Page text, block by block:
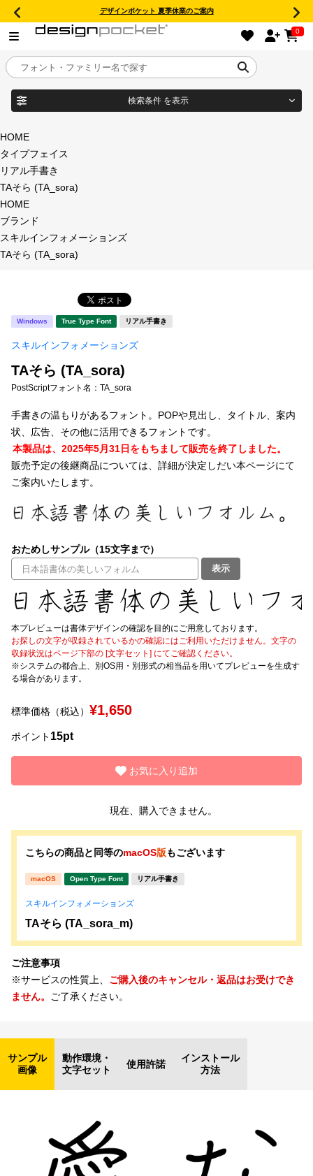
デザインポケット 夏季休業のご案内
0
目的別フォントガイド
特集
おすすめ
年間ライセンス商品
新着一覧
カート
マイページ
お気に入り
ご利用ガイド
よくあるご質問
お問い合わせ
検索条件 を表示
商品名
タイプフェイス
明朝体
宋朝体
教科書体 行書体
草書体
江戸文字 デザイン毛筆
すべてを表示
セット or 単体
文字種類
価格帯
HOME
タイプフェイス
リアル手書き
TAそら (TA_sora)
HOME
ブランド
スキルインフォメーションズ
TAそら (TA_sora)
Windows True Type Font リアル手書き
スキルインフォメーションズ
TAそら (TA_sora)
PostScriptフォント名： TA_sora
手書きの温もりがあるフォント。POPや見出し、タイトル、案内
状、広告、その他に活用できるフォントです。
本製品は、2025年5月31日をもちまして販売を終了しました。
販売予定の後継商品については、詳細が決定しだい本ページにて
ご案内いたします。
おためしサンプル（15文字まで）
表示
本プレビューは書体デザインの確認を目的にご用意しております。
お探しの文字が収録されているかの確認にはご利用いただけません。文字の
収録状況はページ下部の [文字セット] にてご確認ください。
※システムの都合上、別OS用・別形式の相当品を用いてプレビューを生成す
る場合があります。
標準価格（税込） ¥1,650
ポイント 15pt
お気に入り追加
現在、購入できません。
こちらの商品と同等のmacOS版もございます
macOS Open Type Font リアル手書き
スキルインフォメーションズ
TAそら (TA_sora_m)
ご注意事項
※サービスの性質上、 ご購入後のキャンセル・返品はお受けでき
ません。 ご了承ください。
サンプル
画像
動作環境・
文字セット
使用許諾
インストール
方法